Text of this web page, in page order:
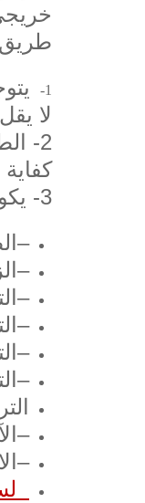
طريق
1-
لا
كفاية
3- يكون التقديم للكليات التالية:-
–
–
–
–
–
–
–
–